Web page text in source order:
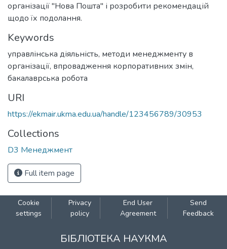
організації "Нова Пошта" і розробити рекомендацій
щодо їх подолання.
Keywords
управлінська діяльність, методи менеджменту в
організації, впровадження корпоративних змін,
бакалаврська робота
URI
https://ekmair.ukma.edu.ua/handle/123456789/30953
Collections
D3 Менеджмент
Full item page
Cookie
settings
Privacy
policy
End User
Agreement
Send
Feedback
БІБЛІОТЕКА НАУКМА